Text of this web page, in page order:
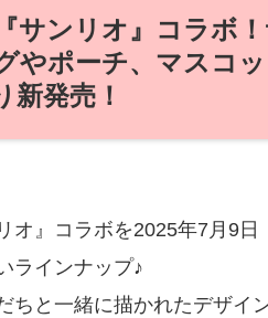
サンリオ』コラボ
やポーチ、マスコ
新発売！
オ』コラボを2025年7月9
ラインナップ♪
ちと一緒に描かれたデザイ